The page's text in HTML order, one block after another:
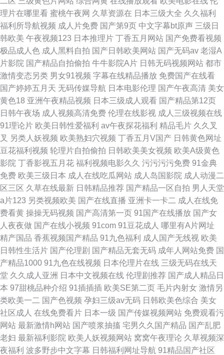
理片在哪里看 蜜桃午夜网 久草资源在 日本三级大全 久久福利
福利所导航视频 成人片免费 国产第9页 中文字幕bt原声 三级日
韩欧美 午夜视频123 日本推理片 丁香五月网站 国产免费看视频
极品成人色 成人黑料自拍 国产日韩欧美网站 国产无码av 老湿A
片影院 国产精品自拍偷拍 牛牛影院A片 日韩无码视频网站 都市
激情变态另类 男女91视频 字幕在线精品播放 免费国产在线看
国产婷婷五月天 无码传媒导航 日本电影伦理 国产午夜高清 美女
黄色18 亚洲午夜精品视频 日本三级成人观看 国产精品第12页
日韩午夜场 成人视频高清免费 伦理在线影视 成人三级视频在线
91理论片 欧美日韩性爱福利 av午夜探花福利 精品毛片 久久叉
叉 另类人妖视频 欧美熟妇穴视频 丁香五月V国产 日韩黄色网址
豆花福利视频 轮理片自拍偷拍 日韩欧美美女视频 欧美A级黄色
影院 丁香影视五月花 福利视频电影久久 污污污污免费 91金典
免费 欧美三级日本 成人在线吃瓜网站 成人岛国影院 成人动漫二
区三区 久草在线最新 日韩精品推荐 国产精品一区自拍 男人天堂
a片123 另类视频欧美 国产在线直播 亚洲卡一卡二 成人在线免
费看黄 操操无码视频 国产高清第一页 91国产在线播放 国产女
人夜夜做 国产在线小视频 91com 91豆花成人 哪里有A片网址
精产国品 香蕉视频国产精品 91九色福利 成人国产无线视 欧美
日韩性生活片 国产伦理剧 国产精品无套无码 成年人网站免费 国
产精品1000 91九色在线视频 日本伦理片在线 三级无码在线天
堂 久久成人亚洲 日本中文视频在线 伦理剧推荐 国产成人精品日
本 97甜桃品种介绍 91插插插 欧美SE第二页 毛片内射女 激情另
类欧美一二 国产色视频 孕妇三级av无码 日韩欧美色综合 美女
社区成人 在线免费看片 日本一级 国产传媒视频网站 免费观看污
网站 最新激情h网站 国产喷浆抽搐 宅男久久国产精品 国产乱肥
老妇 最新福利影院 欧美人妖视频网站 窝窝午夜理论 久草视频深
夜福利 波多野步中文字幕 日韩福利网址导航 91精品国产社区